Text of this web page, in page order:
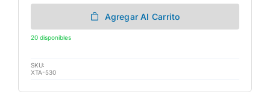
Agregar Al Carrito
20 disponibles
SKU:
XTA-530